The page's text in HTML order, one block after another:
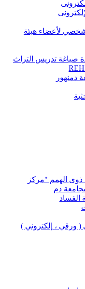
لأعضاء هيئة
صياغة تدريس التراث
دمنهور
ذوى الهمم "مركز
دم
الفساد
( ورقي ، إلكتروني )